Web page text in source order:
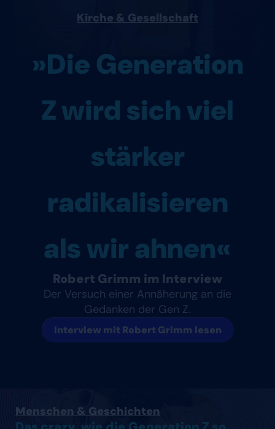
Kirche & Gesellschaft
»Die Generation
Z wird sich viel
stärker
radikalisieren
als wir ahnen«
Robert Grimm im Interview
Der Versuch einer Annäherung an die
Gedanken der Gen Z.
Interview mit Robert Grimm lesen
Menschen & Geschichten